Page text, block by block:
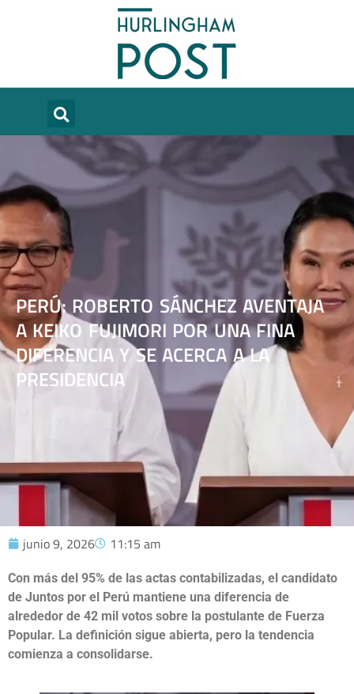
PERÚ: ROBERTO SÁNCHEZ AVENTAJA
A KEIKO FUJIMORI POR UNA FINA
DIFERENCIA Y SE ACERCA A LA
PRESIDENCIA
junio 9, 2026 11:15 am
Con más del 95% de las actas contabilizadas, el candidato
de Juntos por el Perú mantiene una diferencia de
alrededor de 42 mil votos sobre la postulante de Fuerza
Popular. La definición sigue abierta, pero la tendencia
comienza a consolidarse.